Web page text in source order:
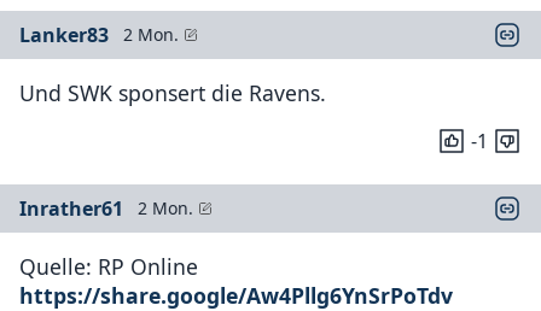
Lanker83 2 Mon.
Und SWK sponsert die Ravens.
-1
Inrather61 2 Mon.
Quelle: RP Online
https://share.google/Aw4Pllg6YnSrPoTdv